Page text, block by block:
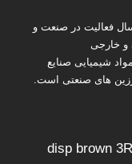
بهره گیری از تجربه 25 سال فعالیت در صنعت و
و خارجی
شیمیایی صنایع
های صنعتی است.